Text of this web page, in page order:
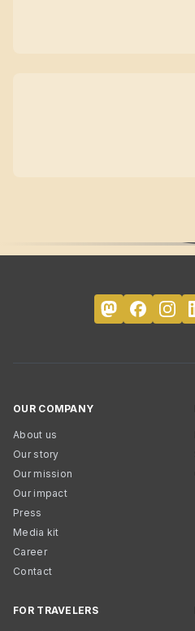
OUR COMPANY
About us
Our story
Our mission
Our impact
Press
Media kit
Career
Contact
FOR TRAVELERS